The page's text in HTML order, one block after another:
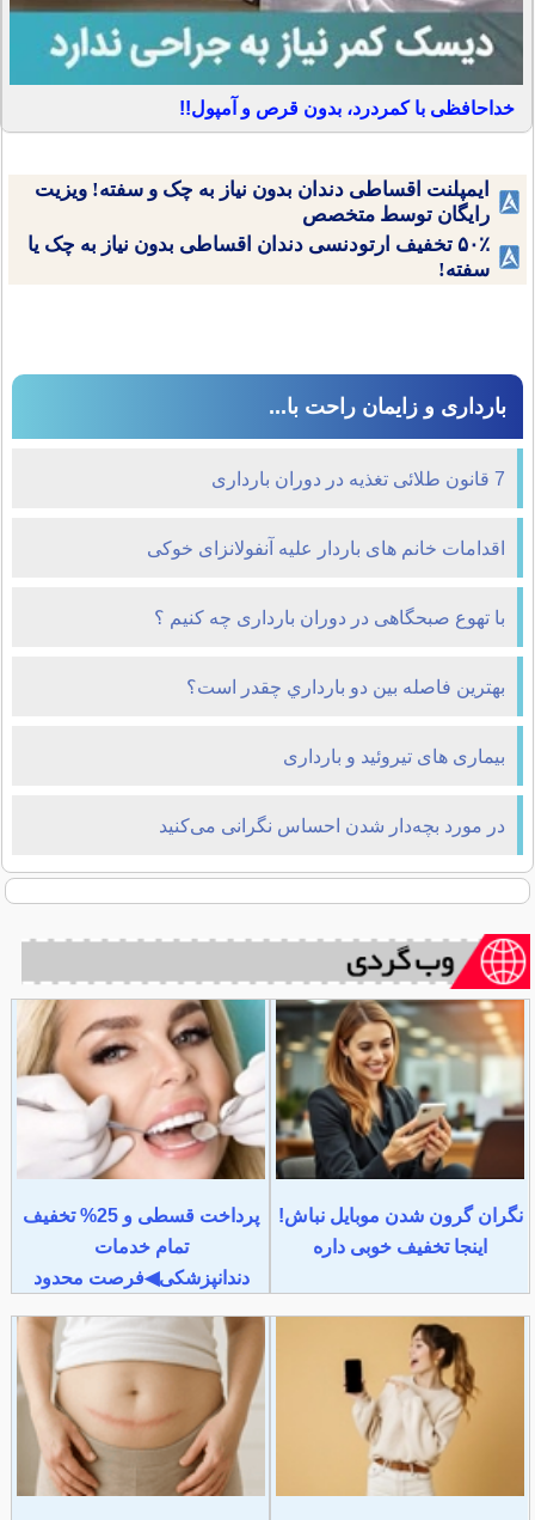
خداحافظی با کمردرد، بدون قرص و آمپول!!
ایمپلنت اقساطی دندان بدون نیاز به چک و سفته! ویزیت
رایگان توسط متخصص
۵۰٪ تخفیف ارتودنسی دندان اقساطی بدون نیاز به چک یا
سفته!
بارداری و زایمان راحت با...
7 قانون طلائی تغذیه در دوران بارداری
اقدامات خانم های باردار علیه آنفولانزای خوکی
با تهوع صبحگاهی در دوران بارداری چه کنیم ؟
بهترين فاصله بين دو بارداري چقدر است؟
بیماری های تیروئید و بارداری
در مورد بچه‌دار شدن احساس نگرانی می‌کنید
نگران گرون شدن موبایل نباش!
اینجا تخفیف خوبی داره
پرداخت قسطی و 25% تخفیف
تمام خدمات
دندانپزشکی◀فرصت محدود